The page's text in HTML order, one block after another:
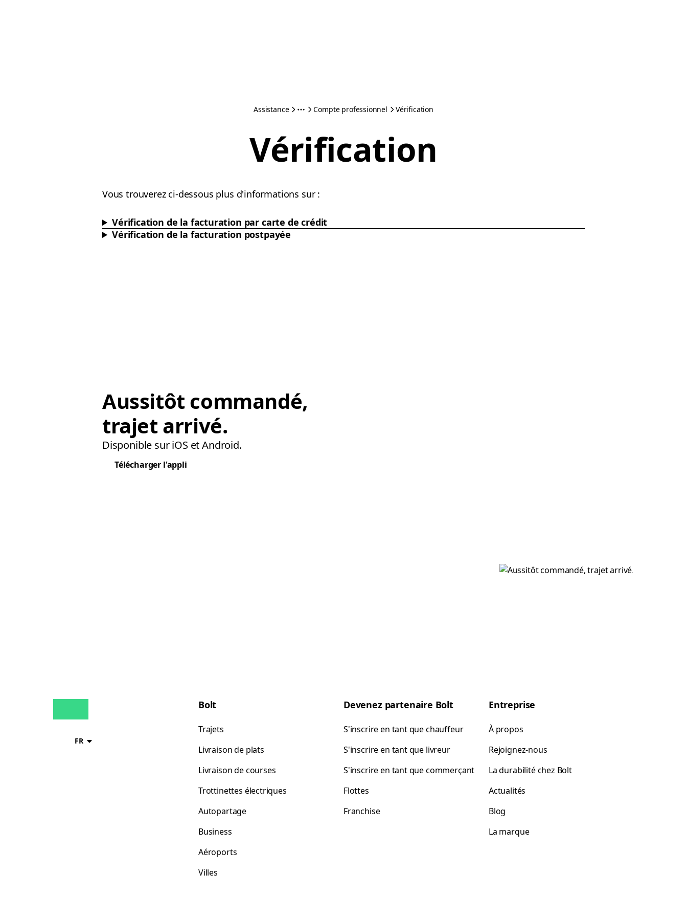
Assistance Compte professionnel Vérification
Vérification
Vous trouverez ci-dessous plus d'informations sur :
Vérification de la facturation par carte de crédit
Vérification de la facturation postpayée
Aussitôt commandé,
trajet arrivé.
Disponible sur iOS et Android.
Télécharger l'appli
FR
Bolt
Trajets
Livraison de plats
Livraison de courses
Trottinettes électriques
Autopartage
Business
Aéroports
Villes
Devenez partenaire Bolt
S'inscrire en tant que chauffeur
S'inscrire en tant que livreur
S'inscrire en tant que commerçant
Flottes
Franchise
Entreprise
À propos
Rejoignez-nous
La durabilité chez Bolt
Actualités
Blog
La marque